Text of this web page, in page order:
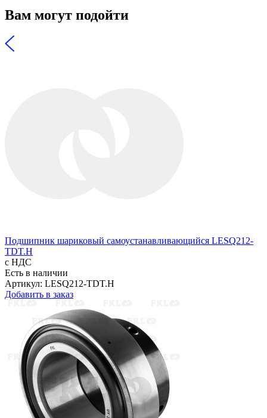
Вам могут подойти
Подшипник шариковый самоустанавливающийся LESQ212-
TDT.H
с НДС
Есть в наличии
Артикул: LESQ212-TDT.H
Добавить в заказ